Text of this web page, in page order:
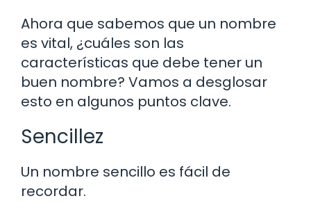
Ahora que sabemos que un nombre
es vital, ¿cuáles son las
características que debe tener un
buen nombre? Vamos a desglosar
esto en algunos puntos clave.
Sencillez
Un nombre sencillo es fácil de
recordar.